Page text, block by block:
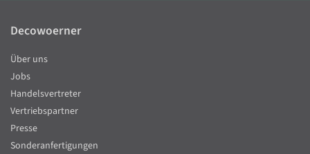
Decowoerner
Über uns
Jobs
Handelsvertreter
Vertriebspartner
Presse
Sonderanfertigungen